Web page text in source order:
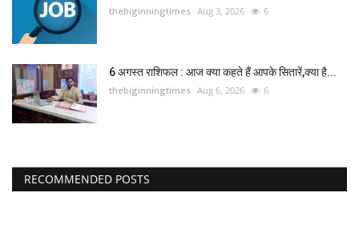
thebiginningtimes Aug 3, 2026 6
6 अगस्त राशिफल : आज क्या कहते हैं आपके सितारें,क्या है...
thebiginningtimes Aug 6, 2026 6
RECOMMENDED POSTS